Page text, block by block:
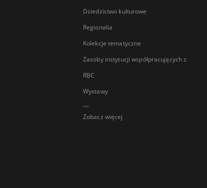
Dziedzictwo kulturowe
Regionalia
Kolekcje tematyczne
Zasoby instytucji współpracujących z
RBC
Wystawy
...
Zobacz więcej